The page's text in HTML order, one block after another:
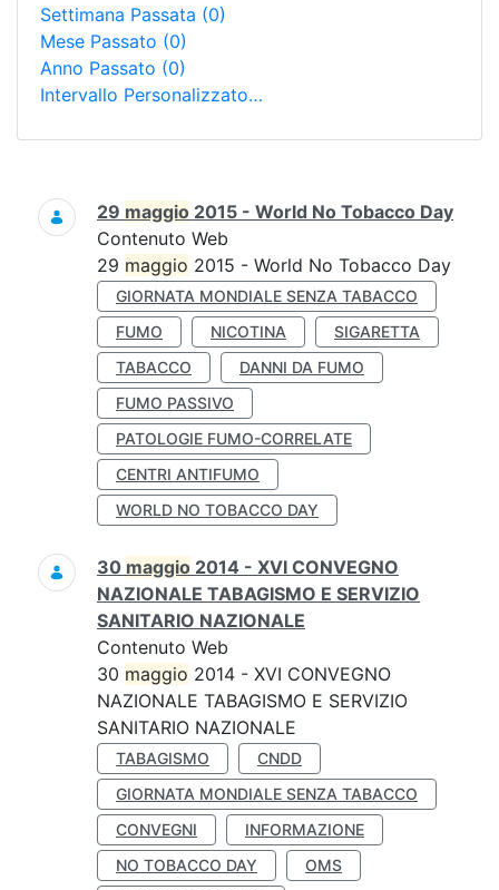
Settimana Passata (0)
Mese Passato (0)
Anno Passato (0)
Intervallo Personalizzato…
Ricerca
29 maggio 2015 - World No Tobacco Day
Contenuto Web
29 maggio 2015 - World No Tobacco Day
GIORNATA MONDIALE SENZA TABACCO
FUMO
NICOTINA
SIGARETTA
TABACCO
DANNI DA FUMO
FUMO PASSIVO
PATOLOGIE FUMO-CORRELATE
CENTRI ANTIFUMO
WORLD NO TOBACCO DAY
30 maggio 2014 - XVI CONVEGNO
NAZIONALE TABAGISMO E SERVIZIO
SANITARIO NAZIONALE
Contenuto Web
30 maggio 2014 - XVI CONVEGNO
NAZIONALE TABAGISMO E SERVIZIO
SANITARIO NAZIONALE
TABAGISMO
CNDD
GIORNATA MONDIALE SENZA TABACCO
CONVEGNI
INFORMAZIONE
NO TOBACCO DAY
OMS